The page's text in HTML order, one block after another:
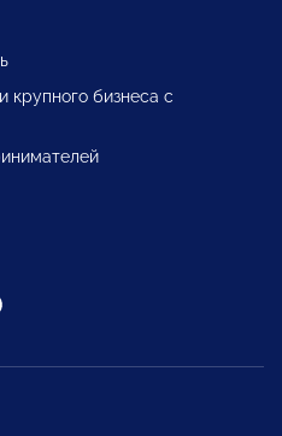
крупного бизнеса с